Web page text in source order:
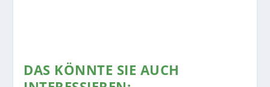
DAS KÖNNTE SIE AUCH